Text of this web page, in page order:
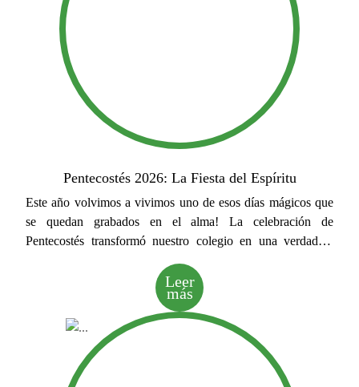
Pentecostés 2026: La Fiesta del Espíritu
Este año volvimos a vivimos uno de esos días mágicos que
se quedan grabados en el alma! La celebración de
Pentecostés transformó nuestro colegio en una verdadera
fiesta de fe, alegría desbordante y un sentido de comunidad
tan fuerte que se podía respirar en el aire.
Leer
más